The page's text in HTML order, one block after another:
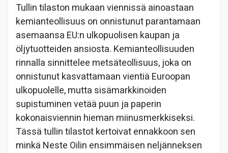
Tullin tilaston mukaan viennissä ainoastaan
kemianteollisuus on onnistunut parantamaan
asemaansa EU:n ulkopuolisen kaupan ja
öljytuotteiden ansiosta. Kemianteollisuuden
rinnalla sinnittelee metsäteollisuus, joka on
onnistunut kasvattamaan vientiä Euroopan
ulkopuolelle, mutta sisämarkkinoiden
supistuminen vetää puun ja paperin
kokonaisviennin hieman miinusmerkkiseksi.
Tässä tullin tilastot kertoivat ennakkoon sen
minkä Neste Oilin ensimmäisen neljänneksen